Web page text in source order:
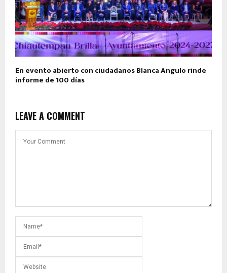
En evento abierto con ciudadanos Blanca Angulo rinde
informe de 100 días
LEAVE A COMMENT